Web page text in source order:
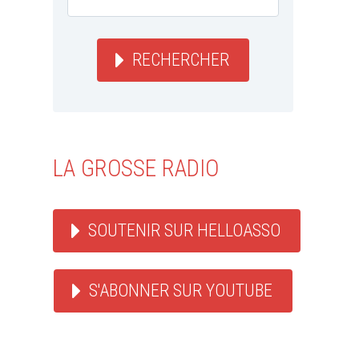
RECHERCHER
LA GROSSE RADIO
SOUTENIR SUR HELLOASSO
S'ABONNER SUR YOUTUBE